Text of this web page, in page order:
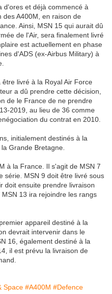
d'ores et déjà commencé à
des A400M, en raison de
Ainsi, MSN 15 qui aurait dû
de l'Air, sera finalement livré
est actuellement en phase
d'ADS (ex-Airbus Military) à
livré à la Royal Air Force
a dû prendre cette décision,
de le France de ne prendre
2019, au lieu de 36 comme
du contrat en 2010.
initialement destinés à la
Grande Bretagne.
à la France. Il s'agit de MSN 7
série. MSN 9 doit être livré sous
doit ensuite prendre livraison
13 ira rejoindre les rangs
appareil destiné à la
devrait intervenir dans le
16, également destiné à la
il est prévu la livraison de
Space #A400M #Defence